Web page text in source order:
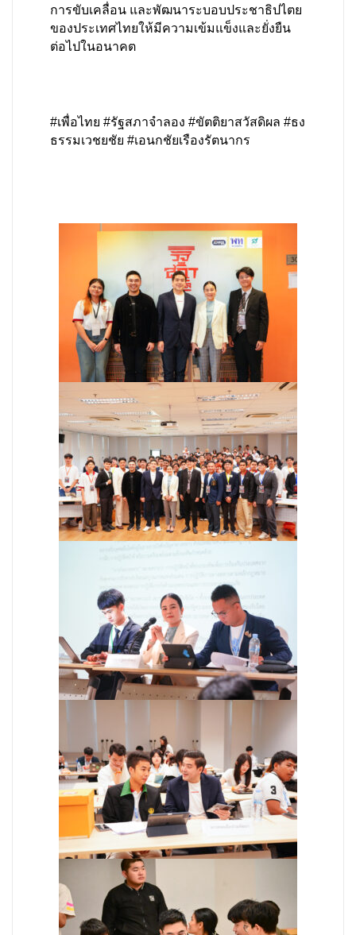
การขับเคลื่อน และพัฒนาระบอบประชาธิปไตย
ของประเทศไทยให้มีความเข้มแข็งและยั่งยืน
ต่อไปในอนาคต
#เพื่อไทย #รัฐสภาจำลอง #ขัตติยาสวัสดิผล #ธง
ธรรมเวชยชัย #เอนกชัยเรืองรัตนากร